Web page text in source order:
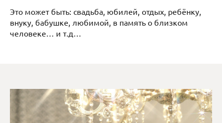
Это может быть: свадьба, юбилей, отдых, ребёнку,
внуку, бабушке, любимой, в память о близком
человеке… и т.д…